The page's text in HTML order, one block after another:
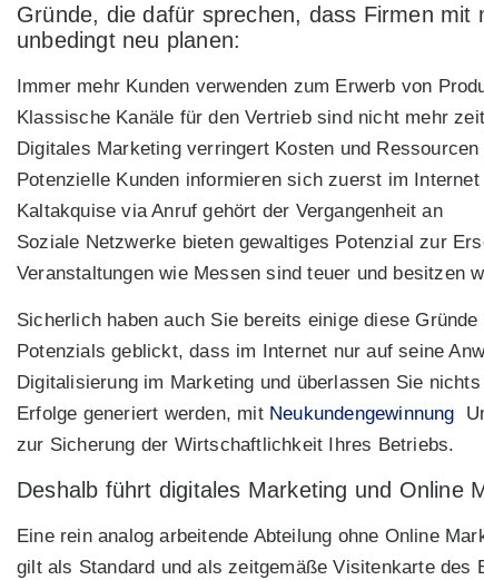
Gründe, die dafür sprechen, dass Firmen mit
unbedingt neu planen:
Immer mehr Kunden verwenden zum Erwerb von
Klassische Kanäle für den Vertrieb sind nicht mehr
Digitales Marketing verringert Kosten und
Potenzielle Kunden informieren sich zuerst im Internet
Kaltakquise via Anruf gehört der Vergangenheit an
Soziale Netzwerke bieten gewaltiges Potenzial zur
Veranstaltungen wie Messen sind teuer und besitzen
Sicherlich haben auch Sie bereits einige diese
Potenzials geblickt, dass im Internet nur auf seine
Digitalisierung im Marketing und überlassen Sie
Erfolge generiert werden, mit Neukundengewinnung
zur Sicherung der Wirtschaftlichkeit Ihres Betriebs.
Deshalb führt digitales Marketing und Online
Eine rein analog arbeitende Abteilung ohne Online
gilt als Standard und als zeitgemäße Visitenkarte des